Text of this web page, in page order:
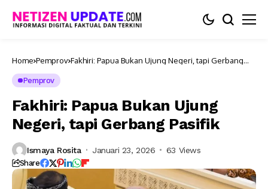
Home Pemprov Fakhiri: Papua Bukan Ujung Negeri, tapi Gerbang
Pemprov
Fakhiri: Papua Bukan Ujung
Negeri, tapi Gerbang Pasifik
Ismaya Rosita Januari 23, 2026 63 Views
Share